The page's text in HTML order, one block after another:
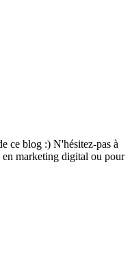
ce blog :) N'hésitez-pas à
en marketing digital ou pour